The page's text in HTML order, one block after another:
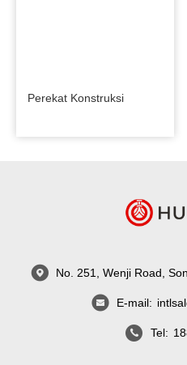
Perekat Konstruksi
No. 251, Wenji Road,
E-mail:
Tel: